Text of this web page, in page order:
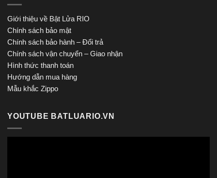
Giới thiệu về Bật Lửa RIO
Chính sách bảo mật
Chính sách bảo hành – Đổi trả
Chính sách vận chuyển – Giao nhận
Hình thức thanh toán
Hướng dẫn mua hàng
Mẫu khắc Zippo
YOUTUBE BATLUARIO.VN